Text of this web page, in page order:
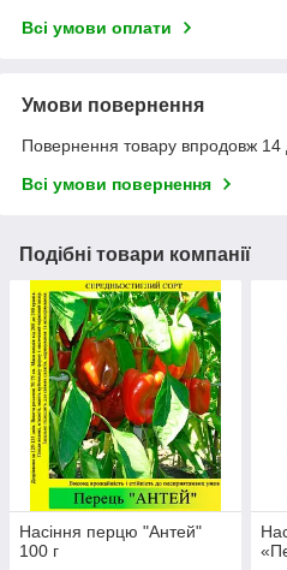
Всі умови оплати
Умови повернення
Повернення товару впродовж 14
Всі умови повернення
Подібні товари компанії
Насіння перцю "Антей"
100 г